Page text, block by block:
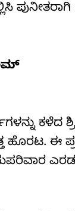
ಹೊರಟ. ಈ
ಎರಡು